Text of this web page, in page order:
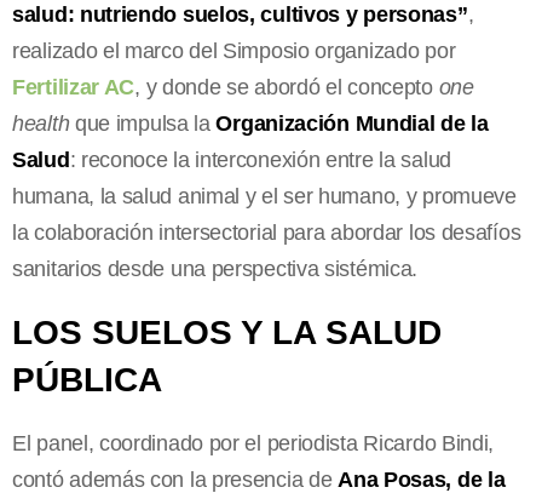
salud: nutriendo suelos, cultivos y personas”,
realizado el marco del Simposio organizado por
Fertilizar AC, y donde se abordó el concepto one
healthque impulsa laOrganización Mundial de la
Salud: reconoce la interconexión entre la salud
humana, la salud animal y el ser humano, y promueve
la colaboración intersectorial para abordar los desafíos
sanitarios desde una perspectiva sistémica.
LOS SUELOS Y LA SALUD
PÚBLICA
El panel, coordinado por el periodista Ricardo Bindi,
contó además con la presencia de Ana Posas, de la